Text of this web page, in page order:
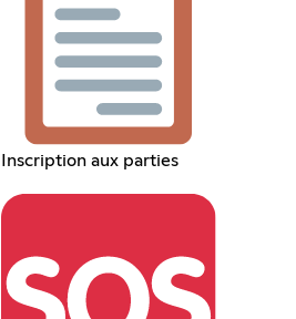
Inscription aux parties